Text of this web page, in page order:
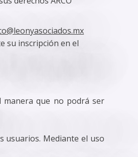
su inscripción en el
manera que no podrá ser
usuarios. Mediante el uso